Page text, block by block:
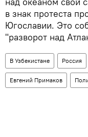
в знак протеста
Югославии. Это
"разворот над
В Узбекистане Россия
Евгений Примаков